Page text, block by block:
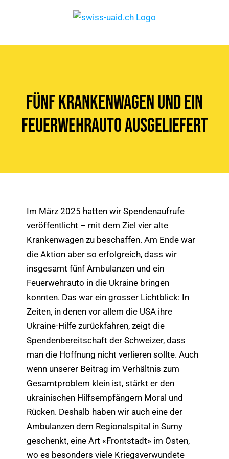
Fünf Krankenwagen und ein
Feuerwehrauto ausgeliefert
Im März 2025 hatten wir Spendenaufrufe
veröffentlicht – mit dem Ziel vier alte
Krankenwagen zu beschaffen. Am Ende war
die Aktion aber so erfolgreich, dass wir
insgesamt fünf Ambulanzen und ein
Feuerwehrauto in die Ukraine bringen
konnten. Das war ein grosser Lichtblick: In
Zeiten, in denen vor allem die USA ihre
Ukraine-Hilfe zurückfahren, zeigt die
Spendenbereitschaft der Schweizer, dass
man die Hoffnung nicht verlieren sollte. Auch
wenn unserer Beitrag im Verhältnis zum
Gesamtproblem klein ist, stärkt er den
ukrainischen Hilfsempfängern Moral und
Rücken. Deshalb haben wir auch eine der
Ambulanzen dem Regionalspital in Sumy
geschenkt, eine Art «Frontstadt» im Osten,
wo es besonders viele Kriegsverwundete